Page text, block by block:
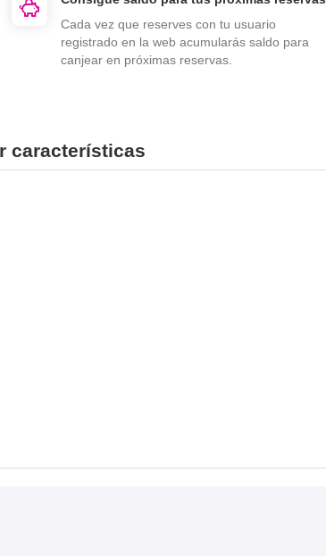
Cada vez que reserves con tu usuario
registrado en la web acumularás saldo para
canjear en próximas reservas.
características